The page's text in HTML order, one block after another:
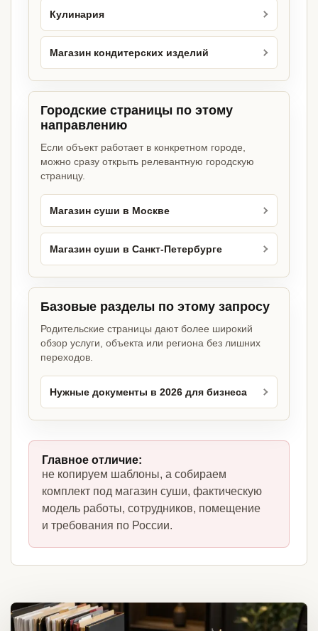
Кулинария
Магазин кондитерских изделий
Городские страницы по этому
направлению
Если объект работает в конкретном городе,
можно сразу открыть релевантную городскую
страницу.
Магазин суши в Москве
Магазин суши в Санкт-Петербурге
Базовые разделы по этому запросу
Родительские страницы дают более широкий
обзор услуги, объекта или региона без лишних
переходов.
Нужные документы в 2026 для бизнеса
Главное отличие:
не копируем шаблоны, а собираем
комплект под магазин суши, фактическую
модель работы, сотрудников, помещение
и требования по России.